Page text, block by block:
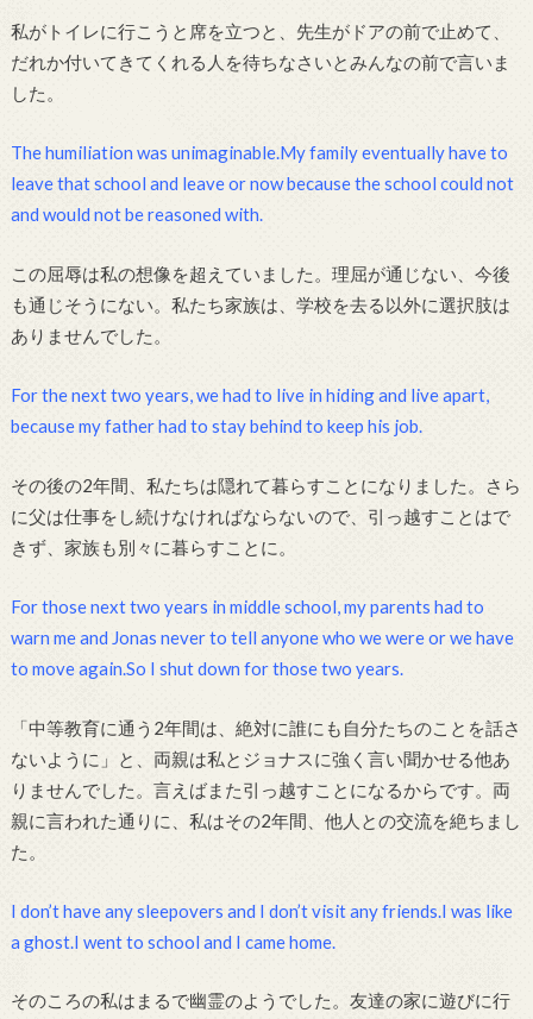
私がトイレに行こうと席を立つと、先生がドアの前で止めて、
だれか付いてきてくれる人を待ちなさいとみんなの前で言いま
した。
The humiliation was unimaginable.My family eventually have to
leave that school and leave or now because the school could not
and would not be reasoned with.
この屈辱は私の想像を超えていました。理屈が通じない、今後
も通じそうにない。私たち家族は、学校を去る以外に選択肢は
ありませんでした。
For the next two years, we had to live in hiding and live apart,
because my father had to stay behind to keep his job.
その後の2年間、私たちは隠れて暮らすことになりました。さら
に父は仕事をし続けなければならないので、引っ越すことはで
きず、家族も別々に暮らすことに。
For those next two years in middle school, my parents had to
warn me and Jonas never to tell anyone who we were or we have
to move again.So I shut down for those two years.
「中等教育に通う2年間は、絶対に誰にも自分たちのことを話さ
ないように」と、両親は私とジョナスに強く言い聞かせる他あ
りませんでした。言えばまた引っ越すことになるからです。両
親に言われた通りに、私はその2年間、他人との交流を絶ちまし
た。
I don’t have any sleepovers and I don’t visit any friends.I was like
a ghost.I went to school and I came home.
そのころの私はまるで幽霊のようでした。友達の家に遊びに行